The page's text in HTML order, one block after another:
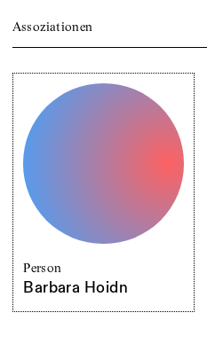
Assoziationen
Person
Barbara Hoidn